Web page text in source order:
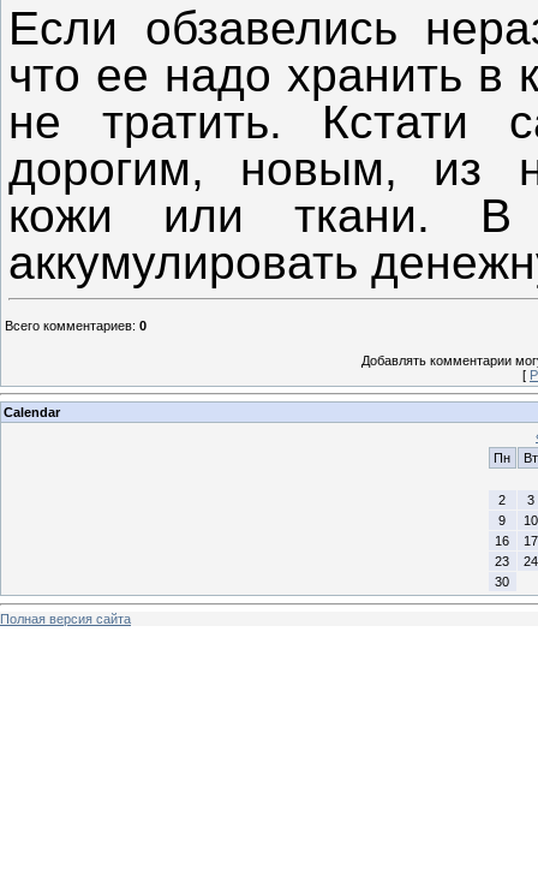
Если обзавелись
что ее надо хранить в
не тратить. Кстати
дорогим, новым, из
кожи или ткани. В
аккумулировать
Всего комментариев: 0
Добавлять комментарии
[
Calendar
Пн
Вт
2
3
9
10
16
17
23
24
30
Полная версия сайта